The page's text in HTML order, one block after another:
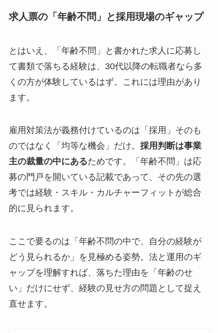
求人票の「年齢不問」と採用現場のギャップ
とはいえ、「年齢不問」と書かれた求人に応募し
て書類で落ちる経験は、30代以降の転職者なら多
くの方が体験しているはず。これには理由があり
ます。
雇用対策法が義務付けているのは「採用」そのも
のではなく「均等な機会」だけ。 採用判断は事業
主の裁量の中にあるためです。「年齢不問」は応
募の門戸を開いている記載であって、その先の選
考では経験・スキル・カルチャーフィットが総合
的に見られます。
ここで要るのは「年齢不問の中で、自分の経験が
どう見られるか」を見極める姿勢。法と運用のギ
ャップを理解すれば、落ちた理由を「年齢のせ
い」だけにせず、経験の見せ方の問題として捉え
直せます。